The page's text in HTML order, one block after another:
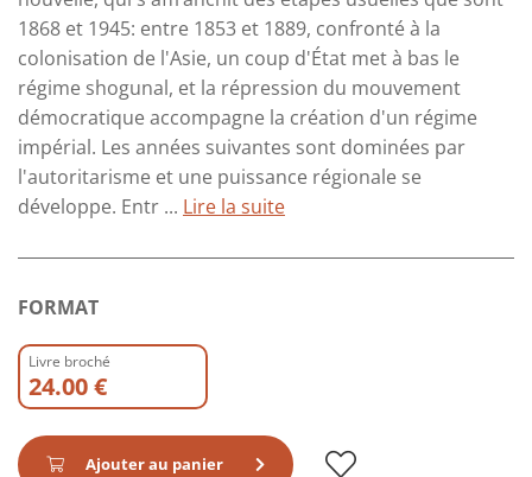
1868 et 1945: entre 1853 et 1889, confronté à la
colonisation de l'Asie, un coup d'État met à bas le
régime shogunal, et la répression du mouvement
démocratique accompagne la création d'un régime
impérial. Les années suivantes sont dominées par
l'autoritarisme et une puissance régionale se
développe. Entr ... Lire la suite
FORMAT
Livre broché
24.00 €
Ajouter au panier